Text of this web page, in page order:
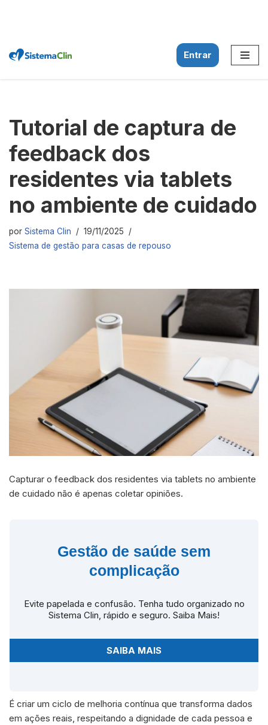
Pular
Entrar
Tutorial de captura de
feedback dos
residentes via tablets
no ambiente de cuidado
por Sistema Clin
19/11/2025
Sistema de gestão para casas de repouso
Capturar o feedback dos residentes via tablets no ambiente
de cuidado não é apenas coletar opiniões.
Gestão de saúde sem
complicação
Evite papelada e confusão. Tenha tudo organizado no
Sistema Clin, rápido e seguro. Saiba Mais!
SAIBA MAIS
É criar um ciclo de melhoria contínua que transforma dados
em ações reais, respeitando a dignidade de cada pessoa e